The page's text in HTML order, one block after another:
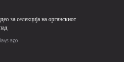
за селекција на органскиот
ago